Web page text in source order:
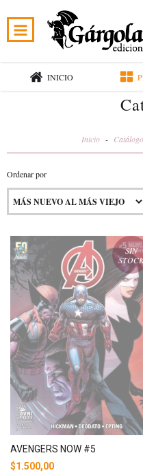
INICIO
Inicio - Catálogo
Ordenar por
SIN
AVENGERS NOW #5
$1.500,00